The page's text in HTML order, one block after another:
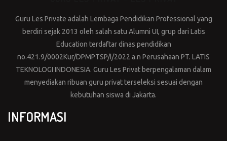
Guru Les Private adalah Lembaga Pendidikan Professional yang
berdiri sejak 2013 oleh salah satu Alumni UI, grup dari Latis
Education terdaftar dinas pendidikan
no.421.9/0002Kur/DPMPTSP/I/2022 a.n Perusahaan PT. LATIS
TEKNOLOGI INDONESIA. Guru Les Privat berpengalaman dalam
menyediakan ribuan guru privat terseleksi sesuai dengan
kebutuhan siswa di Jakarta.
INFORMASI